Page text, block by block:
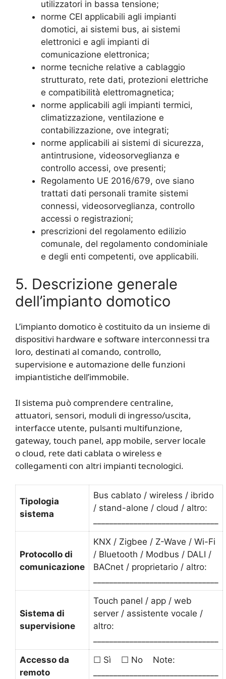
utilizzatori in bassa tensione;
norme CEI applicabili agli impianti
domotici, ai sistemi bus, ai sistemi
elettronici e agli impianti di
comunicazione elettronica;
norme tecniche relative a cablaggio
strutturato, rete dati, protezioni elettriche
e compatibilità elettromagnetica;
norme applicabili agli impianti termici,
climatizzazione, ventilazione e
contabilizzazione, ove integrati;
norme applicabili ai sistemi di sicurezza,
antintrusione, videosorveglianza e
controllo accessi, ove presenti;
Regolamento UE 2016/679, ove siano
trattati dati personali tramite sistemi
connessi, videosorveglianza, controllo
accessi o registrazioni;
prescrizioni del regolamento edilizio
comunale, del regolamento condominiale
e degli enti competenti, ove applicabili.
5. Descrizione generale
dell’impianto domotico
L’impianto domotico è costituito da un insieme di
dispositivi hardware e software interconnessi tra
loro, destinati al comando, controllo,
supervisione e automazione delle funzioni
impiantistiche dell’immobile.
Il sistema può comprendere centraline,
attuatori, sensori, moduli di ingresso/uscita,
interfacce utente, pulsanti multifunzione,
gateway, touch panel, app mobile, server locale
o cloud, rete dati cablata o wireless e
collegamenti con altri impianti tecnologici.
Tipologia
sistema
Bus cablato / wireless / ibrido
/ stand-alone / cloud / altro:
Protocollo di
comunicazione
KNX / Zigbee / Z-Wave / Wi-Fi
/ Bluetooth / Modbus / DALI /
BACnet / proprietario / altro:
Sistema di
supervisione
Touch panel / app / web
server / assistente vocale /
altro:
Accesso da
remoto
☐ Sì ☐ No Note: